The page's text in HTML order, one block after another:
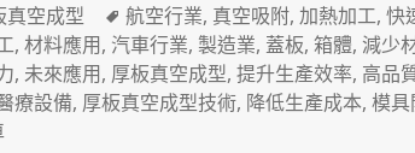
真空成型
標
籤
航空行業, 真空吸附, 加熱加工,快
,材料應用, 汽車行業, 製造業, 蓋板,箱體, 減少
, 未來應用, 厚板真空成型,提升生產效率, 高品
療設備, 厚板真空成型技術, 降低生產成本,模具